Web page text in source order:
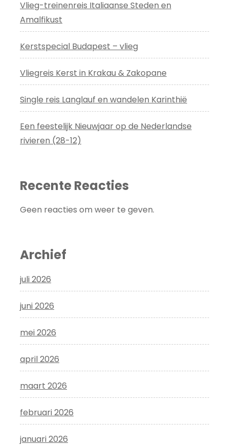
Vlieg-treinenreis Italiaanse Steden en
Amalfikust
Kerstspecial Budapest – vlieg
Vliegreis Kerst in Krakau & Zakopane
Single reis Langlauf en wandelen Karinthië
Een feestelijk Nieuwjaar op de Nederlandse
rivieren (28-12)
Recente Reacties
Geen reacties om weer te geven.
Archief
juli 2026
juni 2026
mei 2026
april 2026
maart 2026
februari 2026
januari 2026